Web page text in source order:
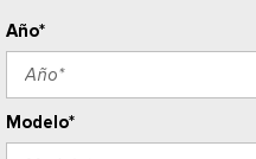
Año*
Modelo*